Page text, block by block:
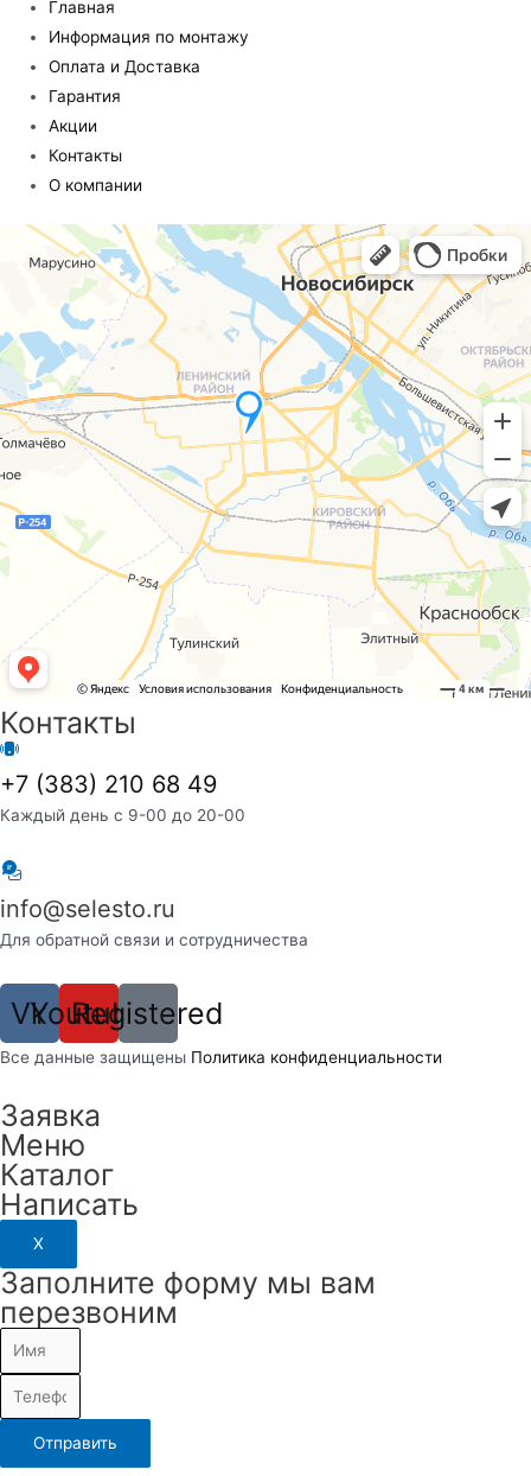
Главная
Информация по монтажу
Оплата и Доставка
Гарантия
Акции
Контакты
О компании
Контакты
+7 (383) 210 68 49
Каждый день с 9-00 до 20-00
info@selesto.ru
Для обратной связи и сотрудничества
VkYoutube
Registered
Вcе данные защищены Политика конфиденциальности
Заявка
Меню
Каталог
Написать
X
Заполните форму мы вам
перезвоним
Отправить